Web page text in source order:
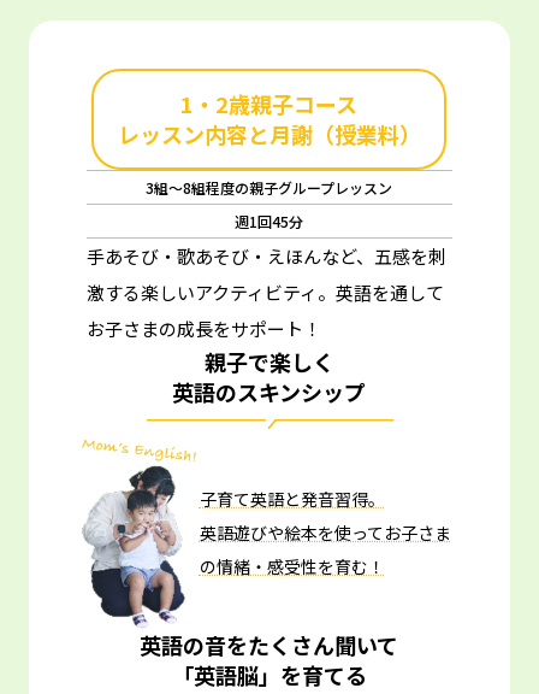
1・2歳親子コース
レッスン内容と月謝（授業料）
3組～8組程度の親子グループレッスン
週1回45分
手あそび・歌あそび・えほんなど、五感を刺
激する楽しいアクティビティ。 英語を通して
お子さまの成長をサポート！
親子で楽しく
英語のスキンシップ
子育て英語と発音習得。
英語遊びや絵本を使ってお子さま
の情緒・感受性を育む！
英語の音をたくさん聞いて
「英語脳」を育てる